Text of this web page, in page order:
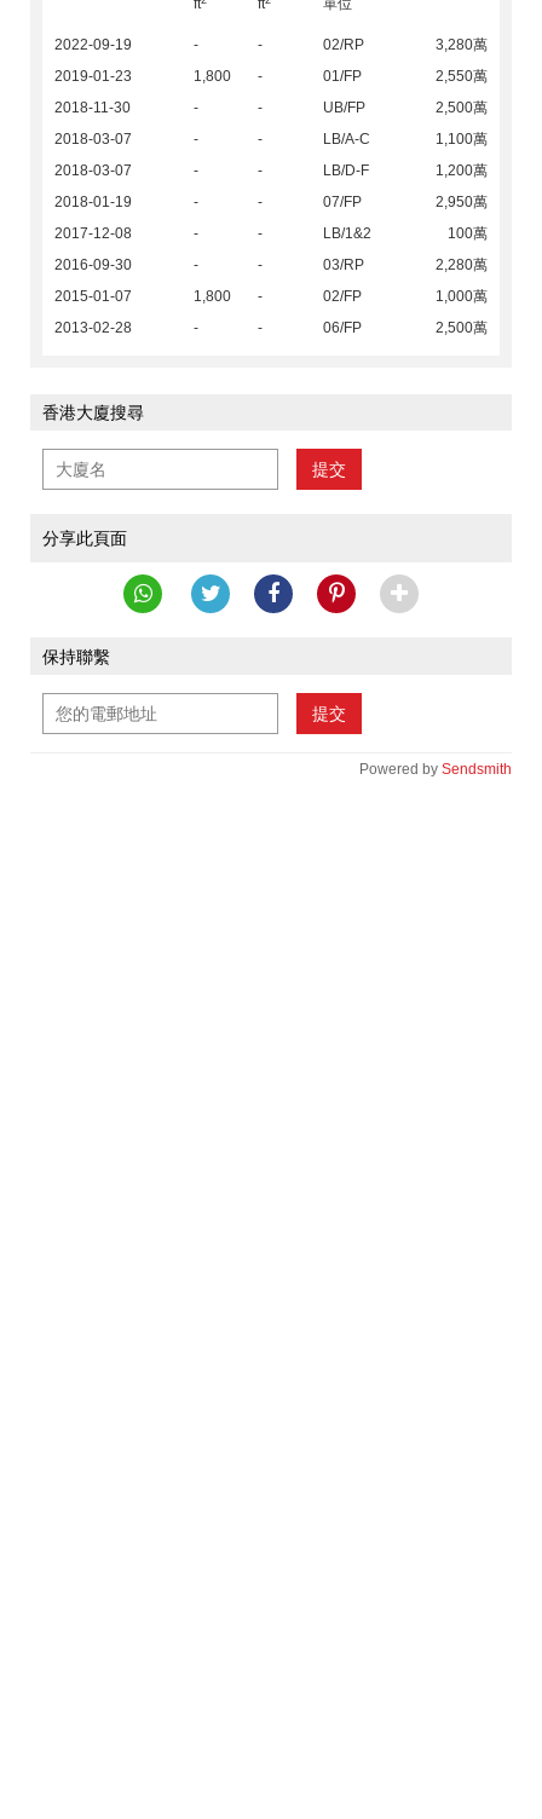
ft ft 單位
2022-09-19 - - 02/RP
3,280萬
2019-01-23
1,800 - 01/FP
2,550萬
2018-11-30
- - UB/FP
2,500萬
2018-03-07
- - LB/A-C
1,100萬
2018-03-07
- - LB/D-F
1,200萬
2018-01-19
- - 07/FP
2,950萬
2017-12-08
- - LB/1&2
100萬
2016-09-30
- - 03/RP
2,280萬
2015-01-07
1,800 - 02/FP
1,000萬
2013-02-28
- - 06/FP 2,500萬
香港大廈搜尋
提交
分享此頁面
保持聯繫
提交
Powered by Sendsmith